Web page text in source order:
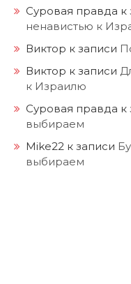
Суровая правда к
ненавистью к
Виктор к записи
Виктор к записи
к Израилю
Суровая правда к
выбираем
Mike22 к записи
выбираем